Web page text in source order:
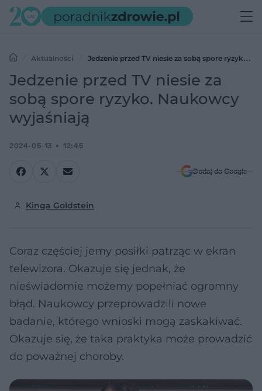
Aktualności
Jedzenie przed TV niesie za sobą spore ryzyko.
Naukowcy wyjaśniają
Jedzenie przed TV niesie za
sobą spore ryzyko. Naukowcy
wyjaśniają
2024-05-13 12:45
Dodaj do Google
Kinga Goldstein
Coraz częściej jemy posiłki patrząc w ekran
telewizora. Okazuje się jednak, że
nieświadomie możemy popełniać ogromny
błąd. Naukowcy przeprowadzili nowe
badanie, którego wnioski mogą zaskakiwać.
Okazuje się, że taka praktyka może prowadzić
do poważnej choroby.